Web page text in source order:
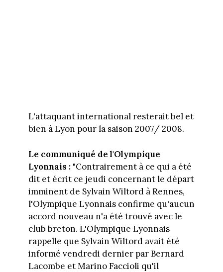
L'attaquant international resterait bel et
bien à Lyon pour la saison 2007/ 2008.
Le communiqué de l'Olympique
Lyonnais :"Contrairement à ce qui a été
dit et écrit ce jeudi concernant le départ
imminent de Sylvain Wiltord à Rennes,
l'Olympique Lyonnais confirme qu'aucun
accord nouveau n'a été trouvé avec le
club breton. L'Olympique Lyonnais
rappelle que Sylvain Wiltord avait été
informé vendredi dernier par Bernard
Lacombe et Marino Faccioli qu'il